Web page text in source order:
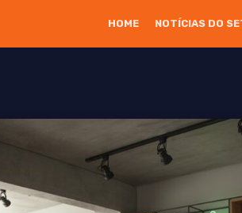
HOME NOTÍCIAS DO